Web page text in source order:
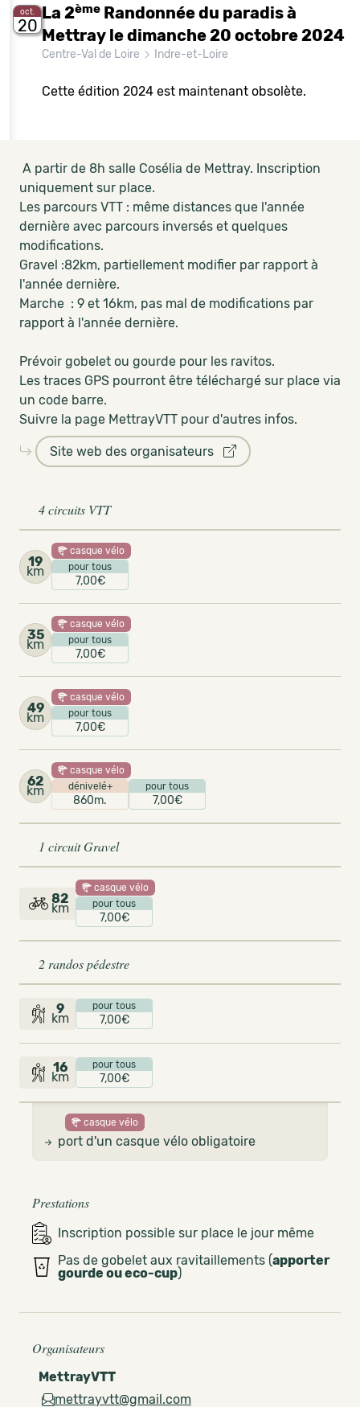
oct.
20
La 2ème Randonnée du paradis à
Mettray le dimanche 20 octobre 2024
Centre-Val de Loire Indre-et-Loire
Cette édition 2024 est maintenant obsolète.
A partir de 8h salle Cosélia de Mettray. Inscription
uniquement sur place.
Les parcours VTT : même distances que l'année
dernière avec parcours inversés et quelques
modifications.
Gravel :82km, partiellement modifier par rapport à
l'année dernière.
Marche : 9 et 16km, pas mal de modifications par
rapport à l'année dernière.
Prévoir gobelet ou gourde pour les ravitos.
Les traces GPS pourront être téléchargé sur place via
un code barre.
Suivre la page MettrayVTT pour d'autres infos.
Site web des organisateurs
4 circuits VTT
19
km
casque vélo
pour tous
7,00€
35
km
casque vélo
pour tous
7,00€
49
km
casque vélo
pour tous
7,00€
62
km
casque vélo
dénivelé+
860m.
pour tous
7,00€
1 circuit Gravel
82
km
casque vélo
pour tous
7,00€
2 randos pédestre
9
km
pour tous
7,00€
16
km
pour tous
7,00€
casque vélo
port d'un casque vélo obligatoire
Prestations
Inscription possible sur place le jour même
Pas de gobelet aux ravitaillements (apporter
gourde ou eco-cup)
Organisateurs
MettrayVTT
mettrayvtt@gmail.com